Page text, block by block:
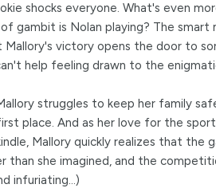
shocks everyone. What's even
gambit is Nolan playing? The
Mallory's victory opens the door to
help feeling drawn to the
struggles to keep her family
place. And as her love for the
Mallory quickly realizes that the
than she imagined, and the
infuriating...)